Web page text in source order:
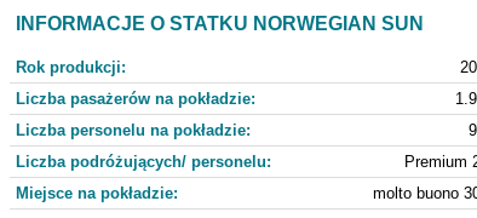
INFORMACJE O STATKU NORWEGIAN SUN
Rok produkcji:
Liczba pasażerów na pokładzie:
Liczba personelu na pokładzie:
Liczba podróżujących/ personelu:
Premium
Miejsce na pokładzie:
molto buono